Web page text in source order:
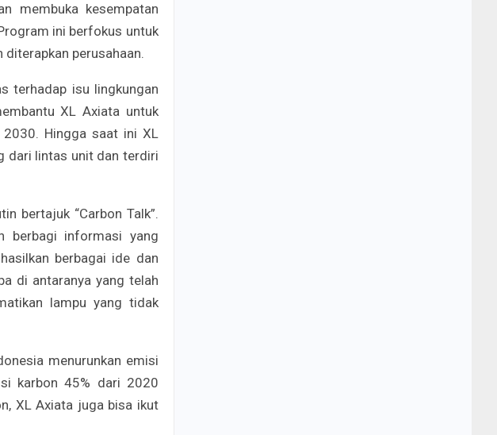
membuka kesempatan
ini berfokus untuk
perusahaan.
terhadap isu lingkungan
XL Axiata untuk
Hingga saat ini XL
dari lintas unit dan terdiri
bertajuk “Carbon Talk”.
berbagi informasi yang
berbagai ide dan
di antaranya yang telah
lampu yang tidak
menurunkan emisi
karbon 45% dari 2020
XL Axiata juga bisa ikut